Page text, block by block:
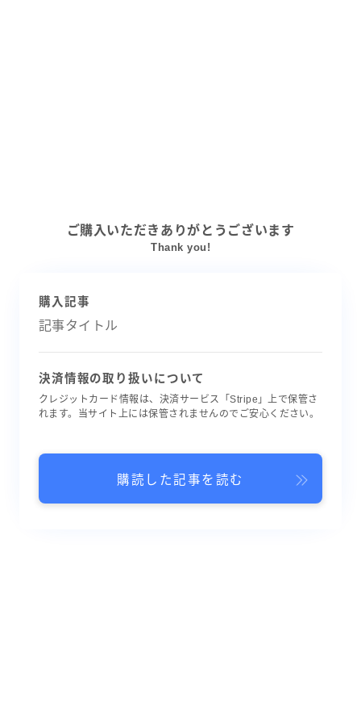
ご購入いただきありがとうございます
Thank you!
購入記事
記事タイトル
決済情報の取り扱いについて
クレジットカード情報は、決済サービス「Stripe」上で保管さ
れます。当サイト上には保管されませんのでご安心ください。
購読した記事を読む